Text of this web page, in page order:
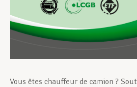
Actualités
Vous êtes chauffeur de camion ?